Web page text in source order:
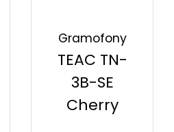
Gramofony
TEAC TN-
3B-SE
Cherry